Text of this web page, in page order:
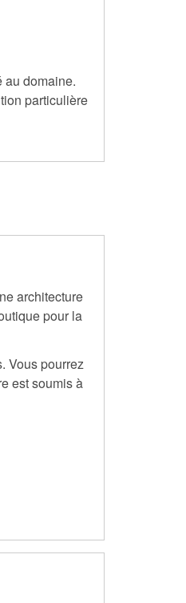
au domaine.
particulière
architecture
pour la
Vous pourrez
est soumis à